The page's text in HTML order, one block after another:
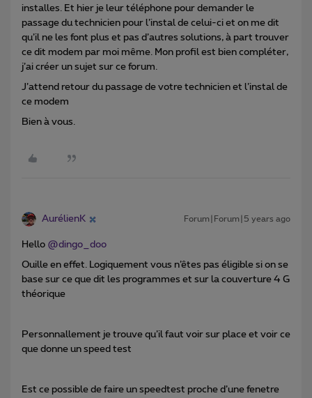
installes. Et hier je leur téléphone pour demander le
passage du technicien pour l’instal de celui-ci et on me dit
qu’il ne les font plus et pas d’autres solutions, à part trouver
ce dit modem par moi même. Mon profil est bien compléter,
j’ai créer un sujet sur ce forum.
J’attend retour du passage de votre technicien et l’instal de
ce modem
Bien à vous.
AurélienK Forum|Forum|5 years ago
Hello @dingo_doo
Ouille en effet. Logiquement vous n’êtes pas éligible si on se
base sur ce que dit les programmes et sur la couverture 4 G
théorique
Personnallement je trouve qu’il faut voir sur place et voir ce
que donne un speed test
Est ce possible de faire un speedtest proche d’une fenetre